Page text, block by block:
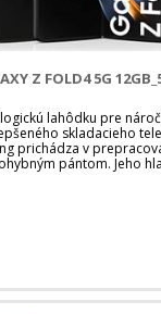
Z FOLD4 5G
lahôdku pre
skladacieho
prichádza v
pántom. Jeho